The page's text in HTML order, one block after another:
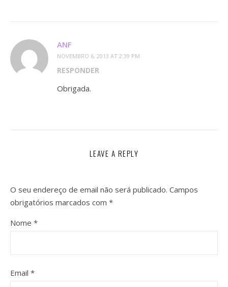
ANF
NOVEMBRO 6, 2013 AT 2:39 PM
RESPONDER
Obrigada.
LEAVE A REPLY
O seu endereço de email não será publicado. Campos
obrigatórios marcados com *
Nome *
Email *